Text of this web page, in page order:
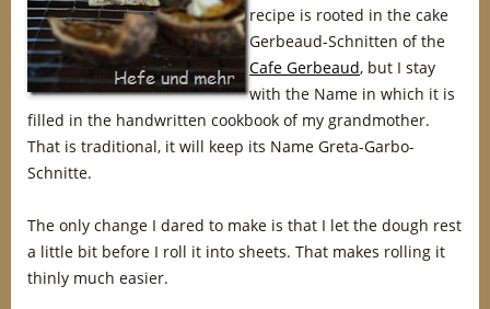
recipe is rooted in the cake
Gerbeaud-Schnitten of the
Cafe Gerbeaud, but I stay
with the Name in which it is
filled in the handwritten cookbook of my grandmother.
That is traditional, it will keep its Name Greta-Garbo-
Schnitte.
The only change I dared to make is that I let the dough rest
a little bit before I roll it into sheets. That makes rolling it
thinly much easier.